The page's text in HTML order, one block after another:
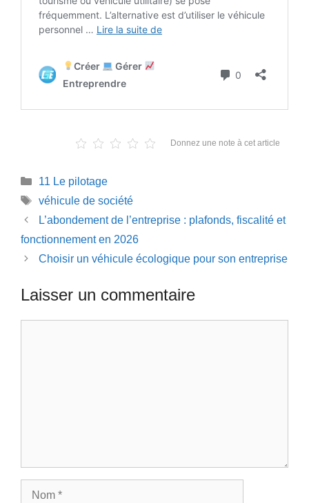
Donnez une note à cet article
Catégories
11 Le pilotage
Étiquettes
véhicule de société
L’abondement de l’entreprise : plafonds, fiscalité et
fonctionnement en 2026
Choisir un véhicule écologique pour son entreprise
Laisser un commentaire